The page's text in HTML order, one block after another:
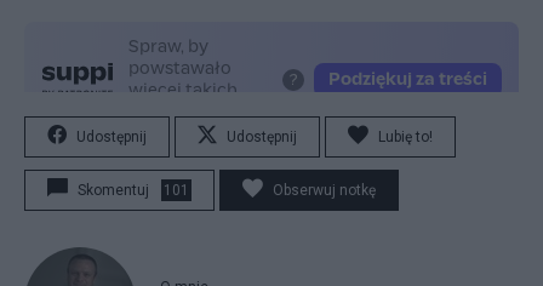
Udostępnij Udostępnij Lubię to!
Skomentuj 101 Obserwuj notkę